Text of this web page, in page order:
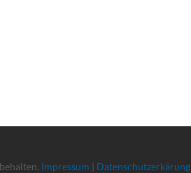
Impressum | Datenschutzerkärung